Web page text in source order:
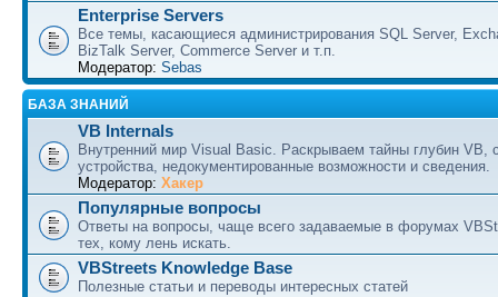
Enterprise Servers
Все темы, касающиеся администрирования SQL Server,
BizTalk Server, Commerce Server и т.п.
Модератор: Sebas
БАЗА ЗНАНИЙ
VB Internals
Внутренний мир Visual Basic. Раскрываем тайны глубин VB,
устройства, недокументированные возможности и сведения.
Модератор: Хакер
Популярные вопросы
Ответы на вопросы, чаще всего задаваемые в форумах
тех, кому лень искать.
VBStreets Knowledge Base
Полезные статьи и переводы интересных статей